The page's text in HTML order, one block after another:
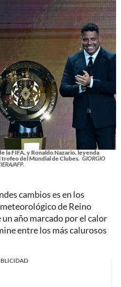
la FIFA, y Ronaldo Nazario, leyenda
del Mundial de Clubes. GIORGIO
AFP.
cambios es en los
de Reino
año marcado por el calor
entre los más calurosos